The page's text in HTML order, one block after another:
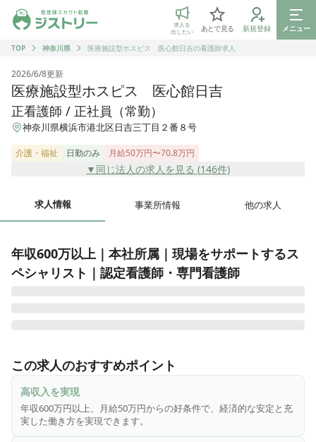
ジストリー 看護師の転職マッチング
求人を
出したい
あとで見る 新規登録
メニュー
TOP
神奈川県 医療施設型ホスピス 医心館日吉の看護師求人
2026/6/8更新
医療施設型ホスピス 医心館日吉
正看護師 / 正社員（常勤）
神奈川県横浜市港北区日吉三丁目２番８号
介護・福祉 日勤のみ 月給50万円〜70.8万円
▼同じ法人の求人を見る (146件)
求人情報 事業所情報 他の求人
年収600万以上｜本社所属｜現場をサポートするス
ペシャリスト｜認定看護師・専門看護師
者様が安全・安楽に可能な限り希望通り過ごせる、ご家族が
躊躇せず面会に来られる、全国の医心館をそんな施設に近づ
けていくことがミッションです。
▼スペシャリストの視点を活かした「アセスメント」と「ケ
アの実践・指導」を行います。
この求人のおすすめポイント
高収入を実現
年収600万円以上、月給50万円からの好条件で、経済的な安定と充
実した働き方を実現できます。